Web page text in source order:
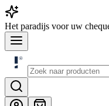
Het paradijs voor uw